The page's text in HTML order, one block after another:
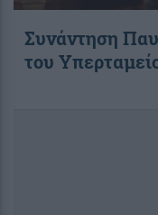
Συνάντηση
του